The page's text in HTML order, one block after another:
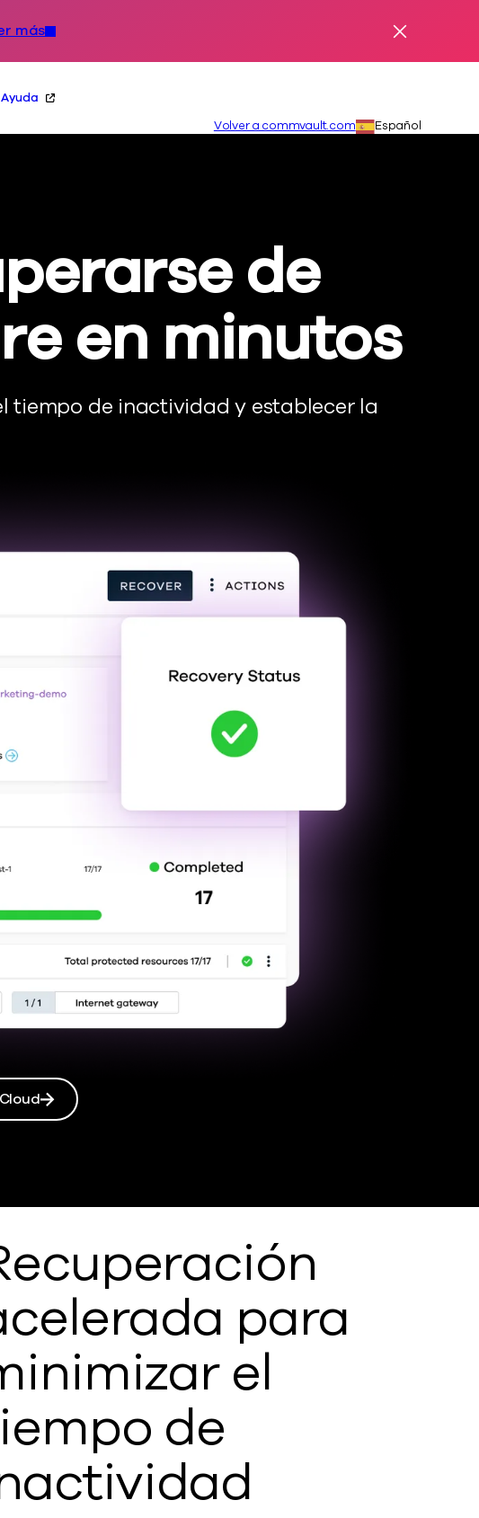
más
Ayuda
Secundaria
Volver a commvault.com Idioma:
Español
de
en minutos
tiempo de inactividad y establecer la
para
el
de